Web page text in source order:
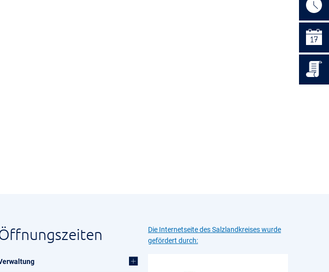
Die Internetseite des Salzlandkreises wurde
gefördert durch: